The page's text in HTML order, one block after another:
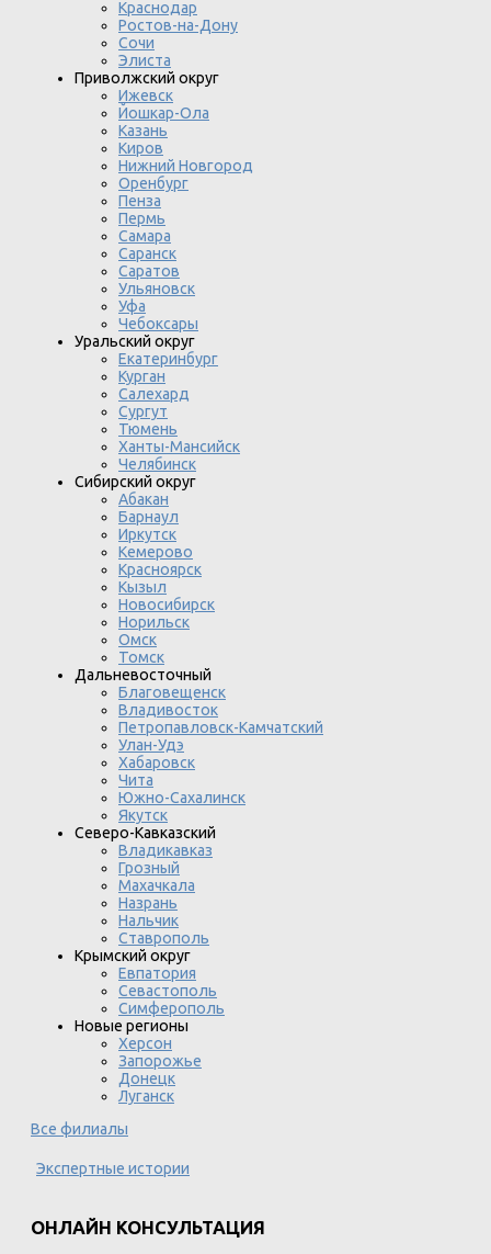
Краснодар
Ростов-на-Дону
Сочи
Элиста
Приволжский округ
Ижевск
Йошкар-Ола
Казань
Киров
Нижний Новгород
Оренбург
Пенза
Пермь
Самара
Саранск
Саратов
Ульяновск
Уфа
Чебоксары
Уральский округ
Екатеринбург
Курган
Салехард
Сургут
Тюмень
Ханты-Мансийск
Челябинск
Сибирский округ
Абакан
Барнаул
Иркутск
Кемерово
Красноярск
Кызыл
Новосибирск
Норильск
Омск
Томск
Дальневосточный
Благовещенск
Владивосток
Петропавловск-Камчатский
Улан-Удэ
Хабаровск
Чита
Южно-Сахалинск
Якутск
Северо-Кавказский
Владикавказ
Грозный
Махачкала
Назрань
Нальчик
Ставрополь
Крымский округ
Евпатория
Севастополь
Симферополь
Новые регионы
Херсон
Запорожье
Донецк
Луганск
Все филиалы
Экспертные истории
ОНЛАЙН КОНСУЛЬТАЦИЯ